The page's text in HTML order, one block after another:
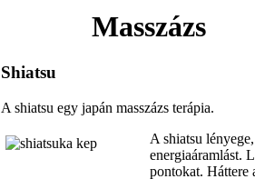
Masszázs
Shiatsu
A shiatsu egy japán masszázs terápia.
A shiatsu
energiaáramlást.
pontokat. Háttere